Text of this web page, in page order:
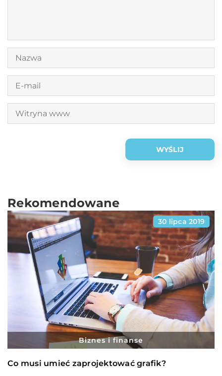
Rekomendowane
30 lipca 2019
Biznes i finanse
Co musi umieć zaprojektować grafik?